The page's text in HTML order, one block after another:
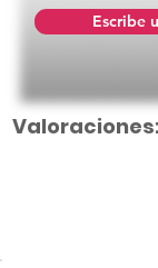
Escribe
Valoraciones: